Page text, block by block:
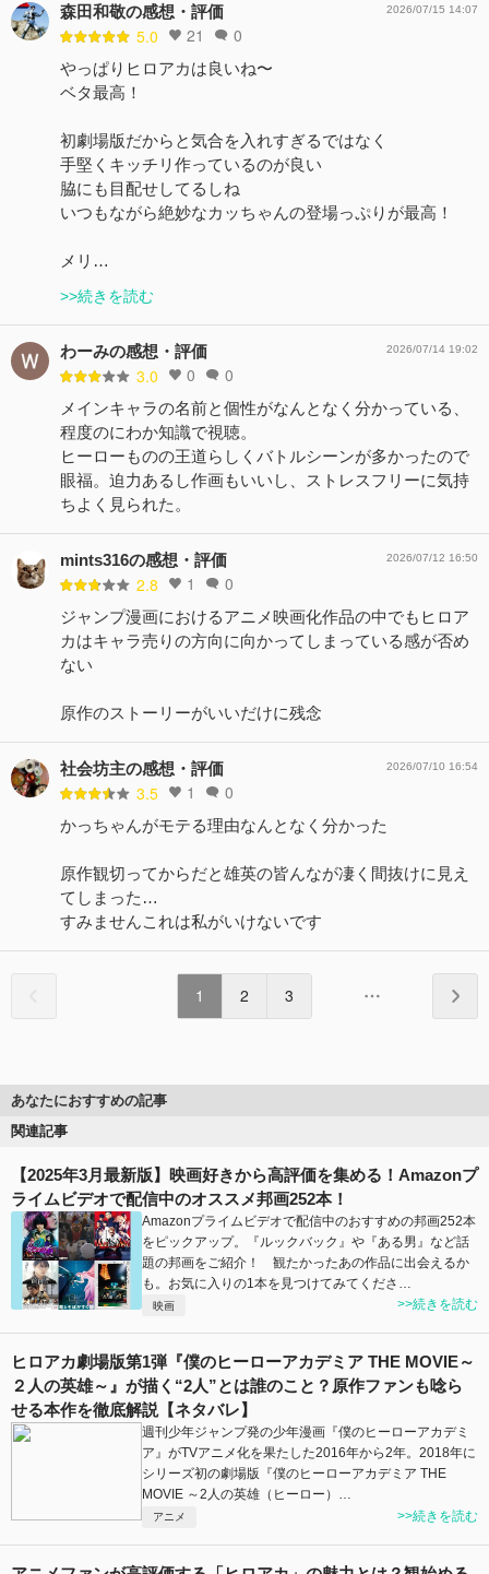
森田和敬の感想・評価
5.0 21 0
2026/07/15 14:07
やっぱりヒロアカは良いね〜
ベタ最高！
初劇場版だからと気合を入れすぎるではなく
手堅くキッチリ作っているのが良い
脇にも目配せしてるしね
いつもながら絶妙なカッちゃんの登場っぷりが最高！
メリ…
>>続きを読む
わーみの感想・評価
3.0 0 0
2026/07/14 19:02
メインキャラの名前と個性がなんとなく分かっている、
程度のにわか知識で視聴。
ヒーローものの王道らしくバトルシーンが多かったので
眼福。迫力あるし作画もいいし、ストレスフリーに気持
ちよく見られた。
mints316の感想・評価
2.8 1 0
2026/07/12 16:50
ジャンプ漫画におけるアニメ映画化作品の中でもヒロア
カはキャラ売りの方向に向かってしまっている感が否め
ない
原作のストーリーがいいだけに残念
社会坊主の感想・評価
3.5 1 0
2026/07/10 16:54
かっちゃんがモテる理由なんとなく分かった
原作観切ってからだと雄英の皆んなが凄く間抜けに見え
てしまった…
すみませんこれは私がいけないです
1 2 3
あなたにおすすめの記事
関連記事
【2025年3月最新版】映画好きから高評価を集める！Amazonプ
ライムビデオで配信中のオススメ邦画252本！
Amazonプライムビデオで配信中のおすすめの邦画252本
をピックアップ。『ルックバック』や『ある男』など話
題の邦画をご紹介！ 観たかったあの作品に出会えるか
も。お気に入りの1本を見つけてみてくださ…
映画 >>続きを読む
ヒロアカ劇場版第1弾『僕のヒーローアカデミア THE MOVIE～
２人の英雄～』が描く“2人”とは誰のこと？原作ファンも唸ら
せる本作を徹底解説【ネタバレ】
週刊少年ジャンプ発の少年漫画『僕のヒーローアカデミ
ア』がTVアニメ化を果たした2016年から2年。2018年に
シリーズ初の劇場版『僕のヒーローアカデミア THE
MOVIE ～2人の英雄（ヒーロー）…
アニメ >>続きを読む